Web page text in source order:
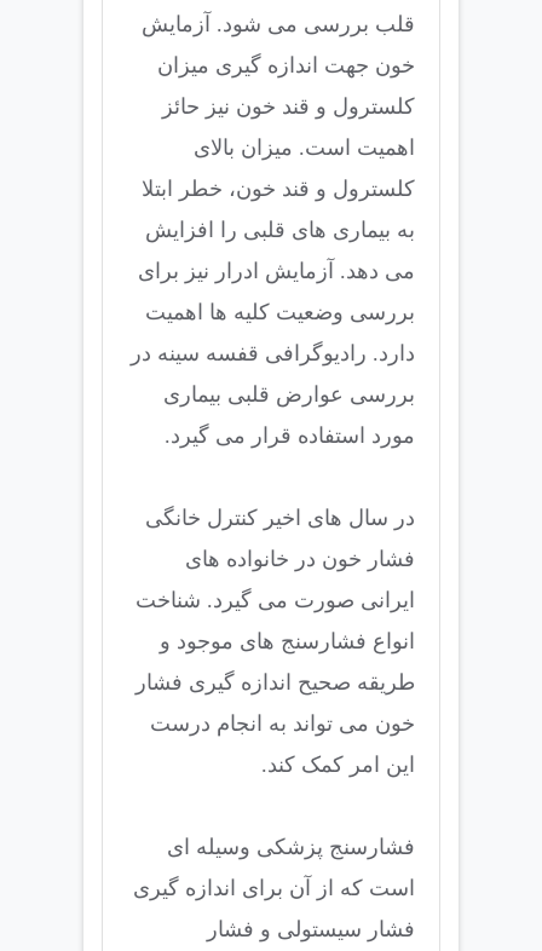
قلب بررسی می شود. آزمایش
خون جهت اندازه گیری میزان
کلسترول و قند خون نیز حائز
اهمیت است. میزان بالای
کلسترول و قند خون، خطر ابتلا
به بیماری های قلبی را افزایش
می دهد. آزمایش ادرار نیز برای
بررسی وضعیت کلیه ها اهمیت
دارد. رادیوگرافی قفسه سینه در
بررسی عوارض قلبی بیماری
مورد استفاده قرار می گیرد.
در سال های اخیر کنترل خانگی
فشار خون در خانواده های
ایرانی صورت می گیرد. شناخت
انواع فشارسنج های موجود و
طریقه صحیح اندازه گیری فشار
خون می تواند به انجام درست
این امر کمک کند.
فشارسنج پزشکی وسیله ای
است که از آن برای اندازه گیری
فشار سیستولی و فشار